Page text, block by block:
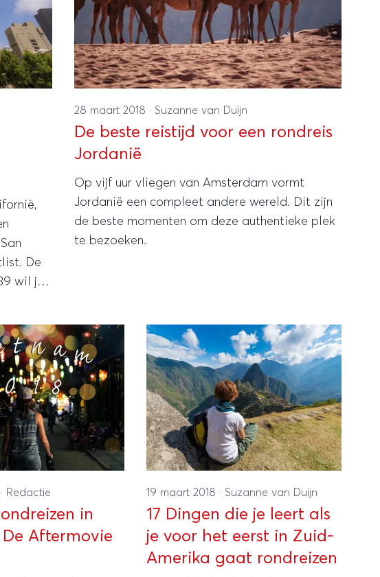
De
wil je
28 maart 2018 · Suzanne van Duijn
De beste reistijd voor een rondreis
Jordanië
Op vijf uur vliegen van Amsterdam vormt
Jordanië een compleet andere wereld. Dit zijn
de beste momenten om deze authentieke plek
te bezoeken.
· Redactie
in
Aftermovie
19 maart 2018 · Suzanne van Duijn
17 Dingen die je leert als
je voor het eerst in Zuid-
Amerika gaat rondreizen